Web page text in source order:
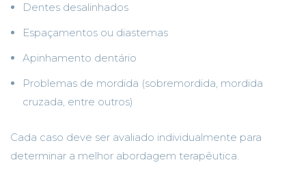
Dentes desalinhados
Espaçamentos ou diastemas
Apinhamento dentário
Problemas de mordida (sobremordida, mordida
cruzada, entre outros)
Cada caso deve ser avaliado individualmente para
determinar a melhor abordagem terapêutica.